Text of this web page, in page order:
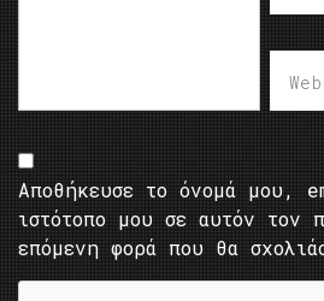
Αποθήκευσε το όνομά μου,
ιστότοπο μου σε αυτόν τον
επόμενη φορά που θα